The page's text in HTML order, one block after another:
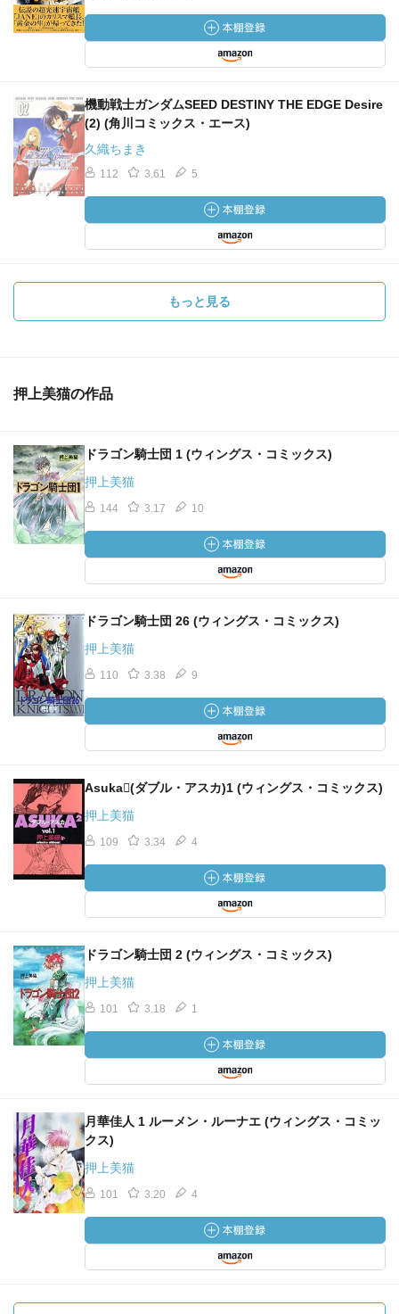
機動戦士ガンダムSEED DESTINY THE EDGE Desire
(2) (角川コミックス・エース)
久織ちまき
112 3.61 5
もっと見る
押上美猫の作品
ドラゴン騎士団 1 (ウィングス・コミックス)
押上美猫
144 3.17 10
ドラゴン騎士団 26 (ウィングス・コミックス)
押上美猫
110 3.38 9
Asuka(ダブル・アスカ)1 (ウィングス・コミックス)
押上美猫
109 3.34 4
ドラゴン騎士団 2 (ウィングス・コミックス)
押上美猫
101 3.18 1
月華佳人 1 ルーメン・ルーナエ (ウィングス・コミッ
クス)
押上美猫
101 3.20 4